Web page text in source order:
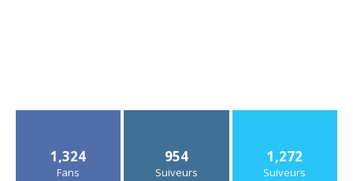
1,324
Fans
954
Suiveurs
1,272
Suiveurs